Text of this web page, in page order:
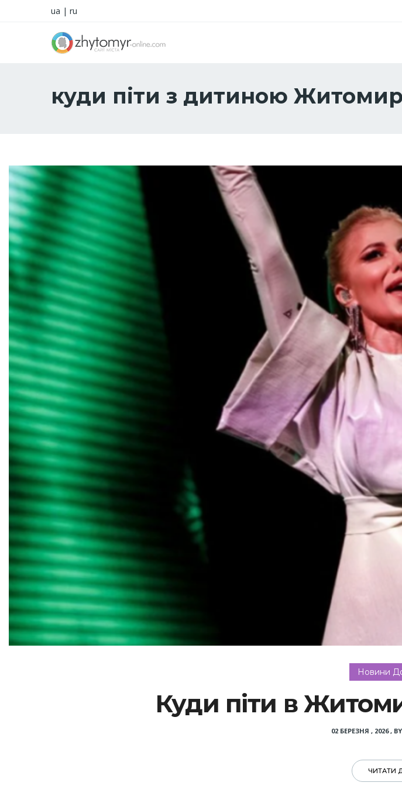
ua | ru
куди піти з дитиною Житомир
Новини
Куди піти в
02 БЕРЕЗНЯ , 2026, BY
ЧИТАТИ